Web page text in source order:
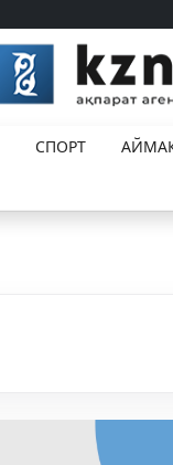
СПОРТ